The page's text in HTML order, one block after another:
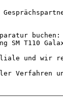
buchen:
SM T110
und wir